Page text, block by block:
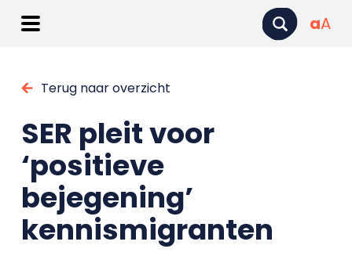
aA
Terug naar overzicht
SER pleit voor
‘positieve
bejegening’
kennismigranten